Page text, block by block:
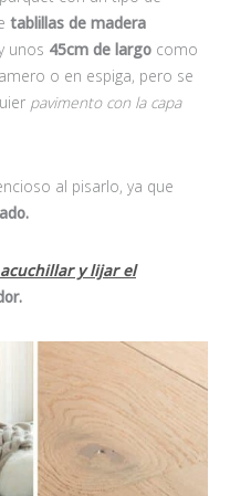
tablillas de madera
unos 45cm de largo como
o en espiga, pero se
pavimento con la capa
al pisarlo, ya que
acuchillar y lijar el